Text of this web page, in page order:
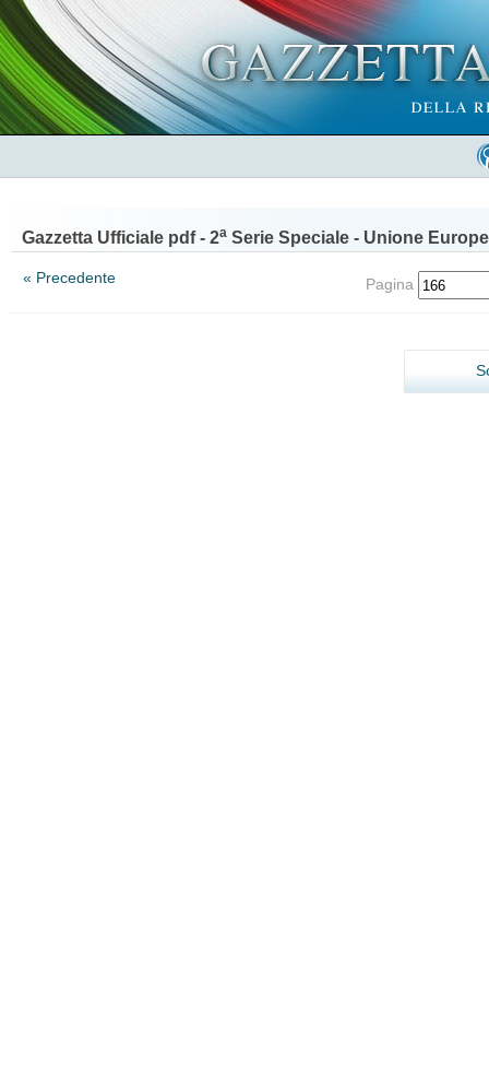
Gazzetta Ufficiale pdf - 2a Serie Speciale - Unione
« Precedente Pagina